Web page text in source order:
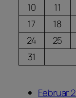
10
11
17
18
24
25
31
Februar